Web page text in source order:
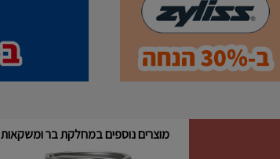
מוצרים נוספים במחלקת בר ומשקאות